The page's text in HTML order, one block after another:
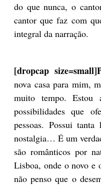
do que nunca, o
cantor que faz com
integral da narração.
[dropcap
nova casa para mim,
muito tempo. Estou
possibilidades que
pessoas. Possui
nostalgia… É um
são românticos por
Lisboa, onde o novo e
não penso que o